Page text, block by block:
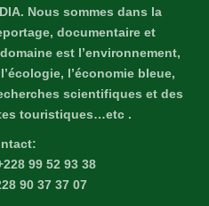
Nous sommes dans la
documentaire et
est l’environnement,
l’économie bleue,
scientifiques et des
touristiques…etc .
99 52 93 38
90 37 37 07